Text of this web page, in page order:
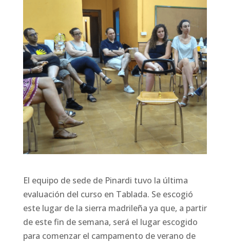
El equipo de sede de Pinardi tuvo la última
evaluación del curso en Tablada. Se escogió
este lugar de la sierra madrileña ya que, a partir
de este fin de semana, será el lugar escogido
para comenzar el campamento de verano de